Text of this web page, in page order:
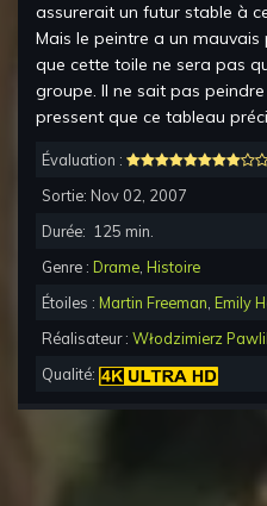
assurerait un futur stable à
Mais le peintre a un
que cette toile ne sera pas
groupe. Il ne sait pas
pressent que ce tableau
Évaluation :
Sortie: Nov 02, 2007
Durée: 125 min.
Genre : Drame Histoire
Étoiles : Martin Freeman Emily
Réalisateur : Włodzimierz
Qualité: